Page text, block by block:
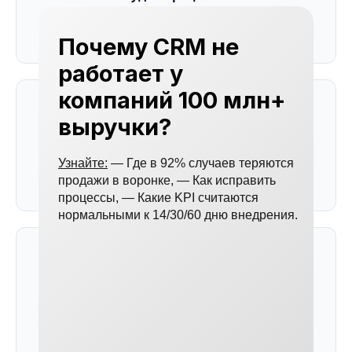
приоритетные задачи для автоматизации
Разворачиваем сервер, подключаем API amoCRM и
выбранных ИИ-моделей
Почему CRM не
работает у
компаний 100 млн+
выручки?
Узнайте: — Где в 92% случаев теряются
продажи в воронке, — Как исправить
процессы, — Какие KPI считаются
нормальными к 14/30/60 дню внедрения.